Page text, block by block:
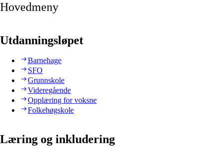
Hovedmeny
Utdanningsløpet
Barnehage
SFO
Grunnskole
Videregående
Opplæring for voksne
Folkehøgskole
Læring og inkludering